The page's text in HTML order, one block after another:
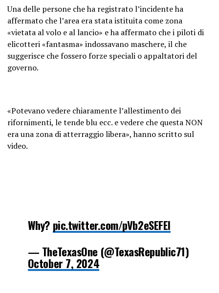
Una delle persone che ha registrato l’incidente ha
affermato che l’area era stata istituita come zona
«vietata al volo e al lancio» e ha affermato che i piloti di
elicotteri «fantasma» indossavano maschere, il che
suggerisce che fossero forze speciali o appaltatori del
governo.
«Potevano vedere chiaramente l’allestimento dei
rifornimenti, le tende blu ecc. e vedere che questa NON
era una zona di atterraggio libera», hanno scritto sul
video.
Why? pic.twitter.com/pVb2eSEFEI
— TheTexasOne (@TexasRepublic71)
October 7, 2024